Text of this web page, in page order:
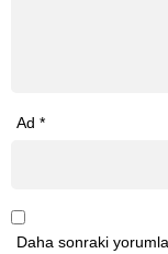
Ad *
Daha sonraki